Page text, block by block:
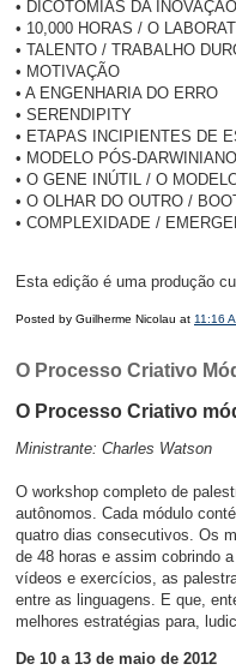
• DICOTOMIAS DA INOVAÇÃO
• 10,000 HORAS / O
• TALENTO / TRABALHO
• MOTIVAÇÃO
• A ENGENHARIA DO ERRO
• SERENDIPITY
• ETAPAS INCIPIENTES DE
• MODELO PÓS-DARWINIANO
• O GENE INÚTIL / O
• O OLHAR DO OUTRO /
• COMPLEXIDADE /
Esta edição é uma produção
Posted by Guilherme Nicolau at 11:16
O Processo Criativo
O Processo Criativo
Ministrante: Charles Watson
O workshop completo de
autônomos. Cada módulo
quatro dias consecutivos. Os
de 48 horas e assim cobrindo
vídeos e exercícios, as
entre as linguagens. E que,
melhores estratégias para,
De 10 a 13 de maio de 2012